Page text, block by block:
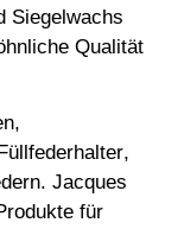
Siegelwachs
Qualität
Füllfederhalter,
. Jacques
für